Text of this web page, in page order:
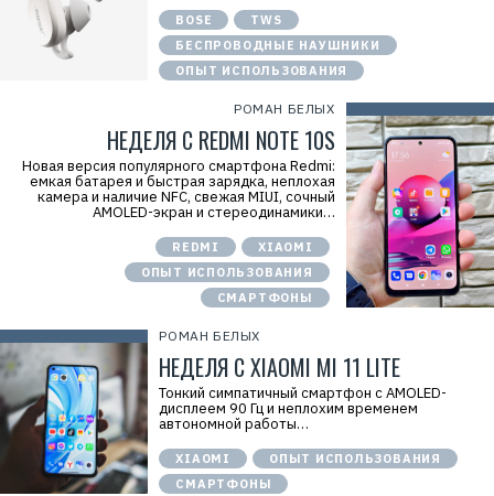
BOSE
TWS
БЕСПРОВОДНЫЕ НАУШНИКИ
ОПЫТ ИСПОЛЬЗОВАНИЯ
РОМАН БЕЛЫХ
НЕДЕЛЯ С REDMI NOTE 10S
Новая версия популярного смартфона Redmi:
емкая батарея и быстрая зарядка, неплохая
камера и наличие NFC, свежая MIUI, сочный
AMOLED-экран и стереодинамики…
REDMI
XIAOMI
ОПЫТ ИСПОЛЬЗОВАНИЯ
СМАРТФОНЫ
РОМАН БЕЛЫХ
НЕДЕЛЯ С XIAOMI MI 11 LITE
Тонкий симпатичный смартфон с AMOLED-
дисплеем 90 Гц и неплохим временем
автономной работы…
XIAOMI
ОПЫТ ИСПОЛЬЗОВАНИЯ
СМАРТФОНЫ